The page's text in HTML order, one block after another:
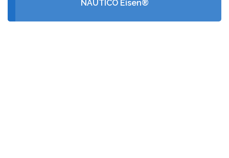
NÁUTICO Eisen®